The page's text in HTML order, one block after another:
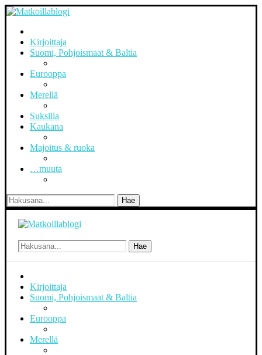
Kirjoittaja
Suomi, Pohjoismaat & Baltia
Eurooppa
Merellä
Suksilla
Kaukana
Majoitus & ruoka
…muuta
Hae
Hae
Kirjoittaja
Suomi, Pohjoismaat & Baltia
Eurooppa
Merellä